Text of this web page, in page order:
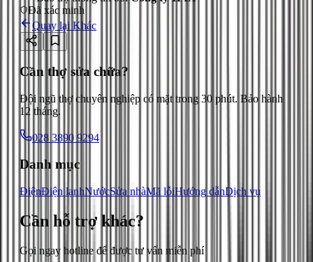
Đã xác minh
Quay lại Khác
Cần thợ sửa chữa?
Đội ngũ thợ chuyên nghiệp có mặt trong 30 phút. Bảo hành
12 tháng.
028 3890 9294
Danh mục
ĐiệnĐiện lạnhNướcSửa nhàMã lỗiHướng dẫnDịch vụ
Cần hỗ trợ khác?
Gọi ngay hotline để được tư vấn miễn phí